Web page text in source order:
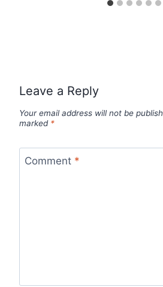
Leave a Reply
Your email address will not be
marked *
Comment *